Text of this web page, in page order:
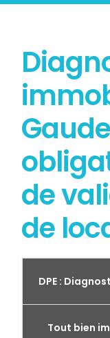
de
de
DPE :
Tout bien